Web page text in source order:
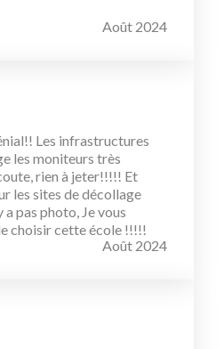
Août 2024
Les infrastructures
les moniteurs très
rien à jeter!!!!! Et
les sites de décollage
a pas photo, Je vous
choisir cette école !!!!!
Août 2024